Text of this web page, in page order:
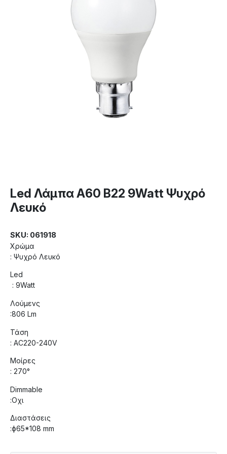
Led Λάμπα A60 B22 9Watt Ψυχρό
Λευκό
SKU: 061918
Χρώμα
: Ψυχρό Λευκό
Led
: 9Watt
Λούμενς
:806 Lm
Τάση
: AC220-240V
Μοίρες
: 270°
Dimmable
:Οχι
Διαστάσεις
:ф65*108 mm